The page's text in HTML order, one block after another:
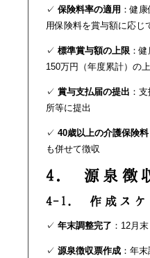
✓ 保険料率の適用 ：健
用保険料を賞与額に応じ
✓ 標準賞与額の上限 ：
150万円（年度累計）の
✓ 賞与支払届の提出 ：
所等に提出
✓ 40歳以上の介護保険料
も併せて徴収
4. 源泉徴
4-1. 作成スケ
✓ 年末調整完了 ：12月
✓ 源泉徴収票作成 ：年